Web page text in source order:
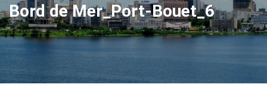
Bord de Mer_Port-Bouet_6